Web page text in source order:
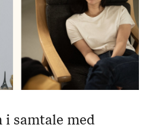
i samtale med